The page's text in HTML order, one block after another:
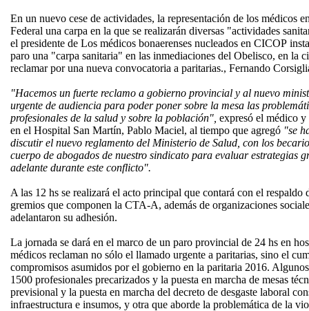
En un nuevo cese de actividades, la representación de los médicos
Federal una carpa en la que se realizarán diversas "actividades
el presidente de Los médicos bonaerenses nucleados en CICOP
paro una "carpa sanitaria" en las inmediaciones del Obelisco, en la
reclamar por una nueva convocatoria a paritarias., Fernando
"Hacemos un fuerte reclamo a gobierno provincial y al nuevo
urgente de audiencia para poder poner sobre la mesa las
profesionales de la salud y sobre la población", expresó el médico
en el Hospital San Martín, Pablo Maciel, al tiempo que agregó "se
discutir el nuevo reglamento del Ministerio de Salud, con los
cuerpo de abogados de nuestro sindicato para evaluar estrategias
adelante durante este conflicto".
A las 12 hs se realizará el acto principal que contará con el
gremios que componen la CTA-A, además de organizaciones
adelantaron su adhesión.
La jornada se dará en el marco de un paro provincial de 24 hs en
médicos reclaman no sólo el llamado urgente a paritarias, sino el
compromisos asumidos por el gobierno en la paritaria 2016.
1500 profesionales precarizados y la puesta en marcha de mesas
previsional y la puesta en marcha del decreto de desgaste laboral
infraestructura e insumos, y otra que aborde la problemática de la